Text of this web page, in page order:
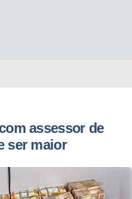
assessor de
ser maior